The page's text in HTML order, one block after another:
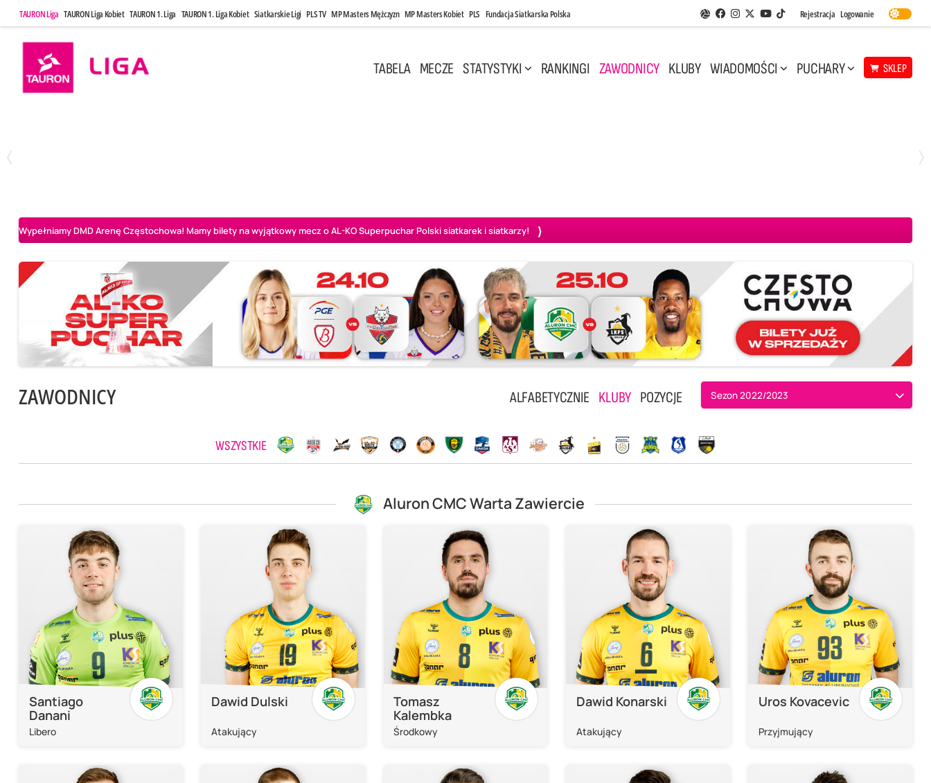
TAURON Liga TAURON Liga Kobiet TAURON 1. Liga TAURON 1. Liga Kobiet Siatkarskie Ligi PLS TV MP Masters Mężczyzn MP Masters Kobiet PLS Fundacja Siatkarska Polska Aplikacja Siatkarskie Ligi
Facebook
Instagram
Twitter
Youtube
TikTok
Rejestracja Logowanie
TABELA MECZE STATYSTYKI RANKINGI ZAWODNICY KLUBY WIADOMOŚCI PUCHARY SKLEP
Wypełniamy DMD Arenę Częstochowa! Mamy bilety na wyjątkowy mecz o AL-KO Superpuchar Polski siatkarek i siatkarzy!
ZAWODNICY ALFABETYCZNIE KLUBY POZYCJE Sezon 2022/2023
WSZYSTKIE
Aluron CMC Warta Zawiercie
Santiago
Danani
Libero
Dawid Dulski
Atakujący
Tomasz
Kalembka
Środkowy
Dawid Konarski
Atakujący
Uros Kovacevic
Przyjmujący